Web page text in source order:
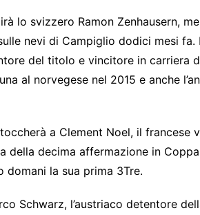
lo svizzero Ramon Zenhausern,
nevi di Campiglio dodici mesi
del titolo e vincitore in carriera
al norvegese nel 2015 e anche
a Clement Noel, il francese
della decima affermazione in
domani la sua prima 3Tre.
Schwarz, l’austriaco detentore